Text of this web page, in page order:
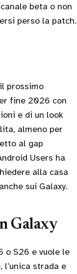
beta o non
perso la patch.
prossimo
fine 2026 con
e di un look
almeno per
al gap
Users ha
alla casa
sui Galaxy.
Galaxy
o S26 e vuole le
strada e